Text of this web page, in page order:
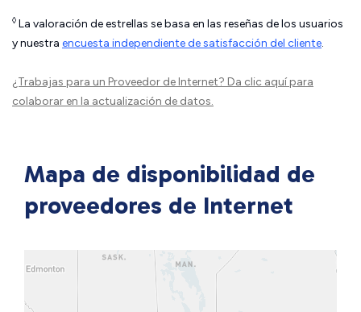
◊ La valoración de estrellas se basa en las reseñas de los usuarios
y nuestra encuesta independiente de satisfacción del cliente.
¿Trabajas para un Proveedor de Internet? Da clic aquípara
colaborar en la actualización de datos.
Mapa de disponibilidad de
proveedores de Internet